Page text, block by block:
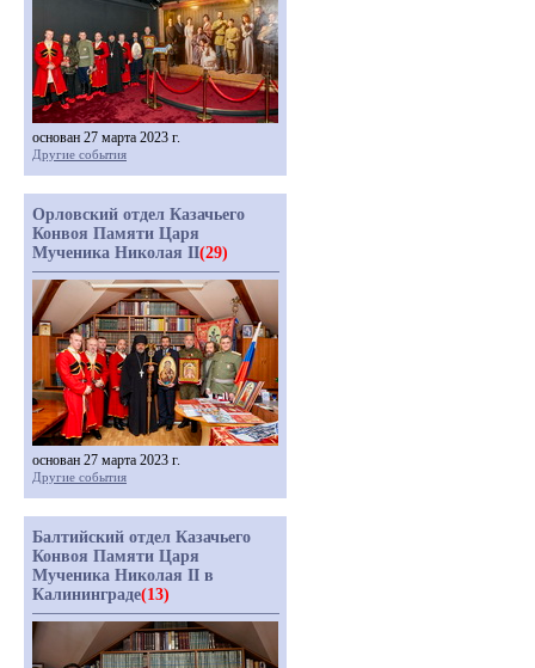
основан 27 марта 2023 г.
Другие события
Орловский отдел Казачьего
Конвоя Памяти Царя
Мученика Николая II(29)
основан 27 марта 2023 г.
Другие события
Балтийский отдел Казачьего
Конвоя Памяти Царя
Мученика Николая II в
Калининграде(13)